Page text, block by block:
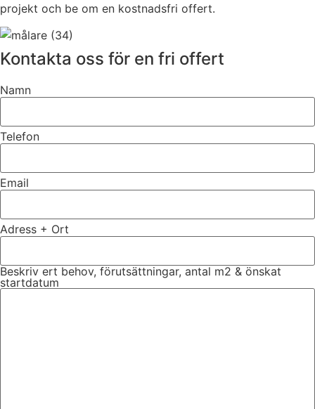
projekt och be om en kostnadsfri offert.
Kontakta oss för en fri offert
Namn
Telefon
Email
Adress + Ort
Beskriv ert behov, förutsättningar, antal m2 & önskat
startdatum